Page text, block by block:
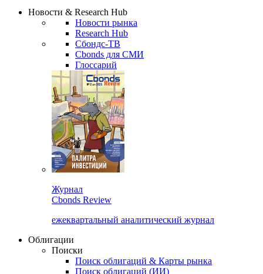
Сбондс Люди
Новости & Research Hub
Новости рынка
Research Hub
Сбондс-ТВ
Cbonds для СМИ
Глоссарий
Cbonds Review
ежеквартальный аналитический журнал